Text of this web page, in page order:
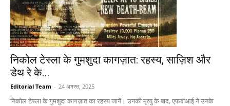
निकोल टेस्ला के गुमशुदा कागज़ात: रहस्य, साज़िश और
डेथ रे के...
Editorial Team - 24 अगस्त, 2025
निकोल टेस्ला के गुमशुदा कागज़ात का रहस्य जानें। उनकी मृत्यु के बाद, एफबीआई ने उनके